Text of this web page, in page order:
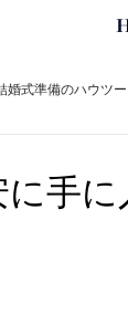
婚式準備のハウツー
手